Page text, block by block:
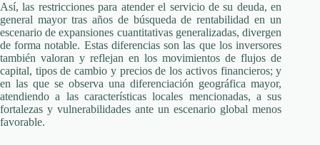
Así, las restricciones para atender el servicio de su deuda, en
general mayor tras años de búsqueda de rentabilidad en un
escenario de expansiones cuantitativas generalizadas, divergen
de forma notable. Estas diferencias son las que los inversores
también valoran y reflejan en los movimientos de flujos de
capital, tipos de cambio y precios de los activos financieros; y
en las que se observa una diferenciación geográfica mayor,
atendiendo a las características locales mencionadas, a sus
fortalezas y vulnerabilidades ante un escenario global menos
favorable.